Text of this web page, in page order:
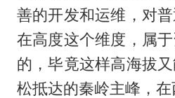
善的开发和运维，对
在高度这个维度，属
的，毕竟这样高海拔
松抵达的秦岭主峰，在